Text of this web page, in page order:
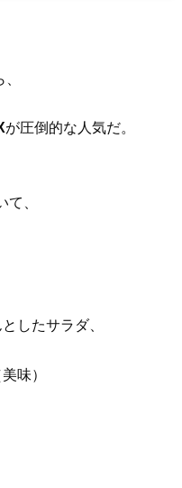
が圧倒的な人気だ。
、
したサラダ、
味）